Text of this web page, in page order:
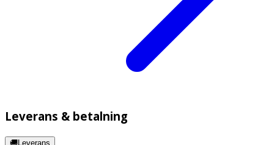
Leverans & betalning
🚚Leverans